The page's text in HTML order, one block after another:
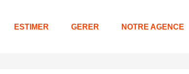
ESTIMER GERER NOTRE AGENCE